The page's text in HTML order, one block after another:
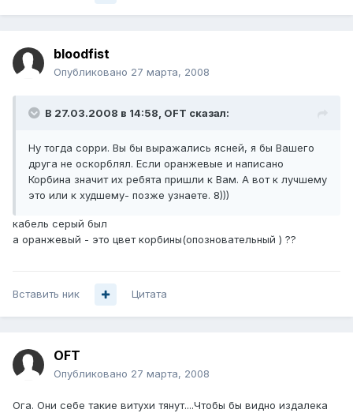
bloodfist
Опубликовано 27 марта, 2008
В 27.03.2008 в 14:58, OFT сказал:
Ну тогда сорри. Вы бы выражались ясней, я бы Вашего
друга не оскорблял. Если оранжевые и написано
Корбина значит их ребята пришли к Вам. А вот к лучшему
это или к худшему- позже узнаете. 8)))
кабель серый был
а оранжевый - это цвет корбины(опозновательный ) ??
Вставить ник Цитата
OFT
Опубликовано 27 марта, 2008
Ога. Они себе такие витухи тянут....Чтобы бы видно издалека